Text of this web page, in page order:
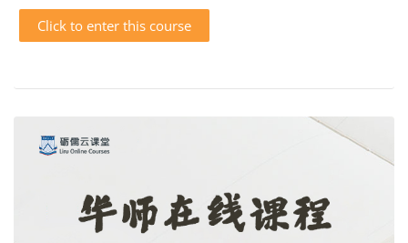
Click to enter this course